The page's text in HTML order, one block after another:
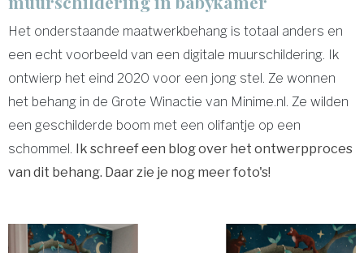
Het onderstaande maatwerkbehang is totaal anders en
een echt voorbeeld van een digitale muurschildering. Ik
ontwierp het eind 2020 voor een jong stel. Ze wonnen
het behang in de Grote Winactie van Minime.nl. Ze wilden
een geschilderde boom met een olifantje op een
schommel. Ik schreef een blog over het ontwerpproces
van dit behang. Daar zie je nog meer foto's!